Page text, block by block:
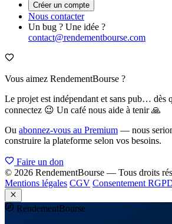
Créer un compte
Nous contacter
Un bug ? Une idée ?
contact@rendementbourse.com
Vous aimez RendementBourse ?
Le projet est indépendant et sans pub… dès
connectez 😉 Un café nous aide à tenir 🙏
Ou abonnez-vous au Premium — nous
construire la plateforme selon vos besoins.
Faire un don
© 2026 RendementBourse — Tous droits
Mentions légales CGV Consentement
RendementBourse